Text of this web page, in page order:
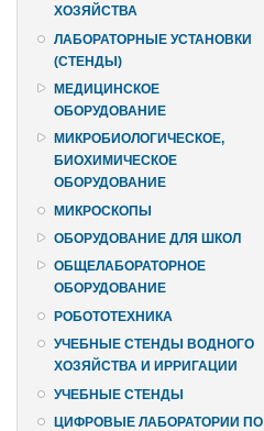
ХОЗЯЙСТВА
ЛАБОРАТОРНЫЕ УСТАНОВКИ
(СТЕНДЫ)
МЕДИЦИНСКОЕ
ОБОРУДОВАНИЕ
МИКРОБИОЛОГИЧЕСКОЕ,
БИОХИМИЧЕСКОЕ
ОБОРУДОВАНИЕ
МИКРОСКОПЫ
ОБОРУДОВАНИЕ ДЛЯ ШКОЛ
ОБЩЕЛАБОРАТОРНОЕ
ОБОРУДОВАНИЕ
РОБОТОТЕХНИКА
УЧЕБНЫЕ СТЕНДЫ ВОДНОГО
ХОЗЯЙСТВА И ИРРИГАЦИИ
УЧЕБНЫЕ СТЕНДЫ
ЦИФРОВЫЕ ЛАБОРАТОРИИ ПО